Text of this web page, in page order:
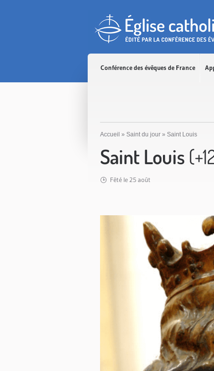
Conférence des évêques de France
Accueil » Saint du jour » Saint Louis
Saint Louis
Fêté le 25 août